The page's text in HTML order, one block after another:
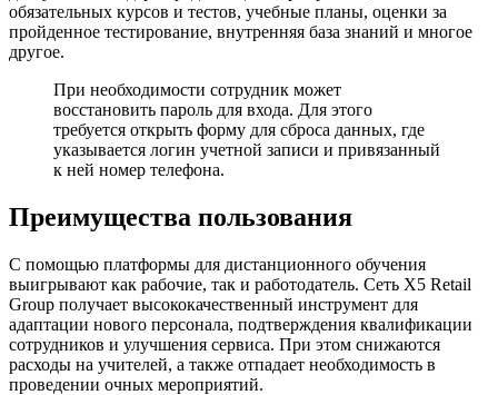
обязательных курсов и тестов, учебные планы, оценки за
пройденное тестирование, внутренняя база знаний и многое
другое.
При необходимости сотрудник может
восстановить пароль для входа. Для этого
требуется открыть форму для сброса данных, где
указывается логин учетной записи и привязанный
к ней номер телефона.
Преимущества пользования
С помощью платформы для дистанционного обучения
выигрывают как рабочие, так и работодатель. Сеть X5 Retail
Group получает высококачественный инструмент для
адаптации нового персонала, подтверждения квалификации
сотрудников и улучшения сервиса. При этом снижаются
расходы на учителей, а также отпадает необходимость в
проведении очных мероприятий.